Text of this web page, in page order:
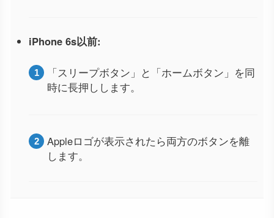
iPhone 6s以前:
「スリープボタン」と「ホームボタン」を同
時に長押しします。
Appleロゴが表示されたら両方のボタンを離
します。